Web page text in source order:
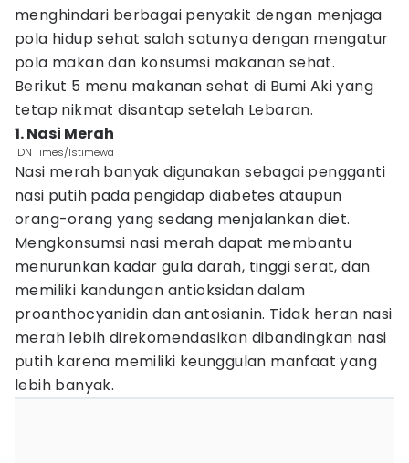
menghindari berbagai penyakit dengan menjaga
pola hidup sehat salah satunya dengan mengatur
pola makan dan konsumsi makanan sehat.
Berikut 5 menu makanan sehat di Bumi Aki yang
tetap nikmat disantap setelah Lebaran.
1. Nasi Merah
IDN Times/Istimewa
Nasi merah banyak digunakan sebagai pengganti
nasi putih pada pengidap diabetes ataupun
orang-orang yang sedang menjalankan diet.
Mengkonsumsi nasi merah dapat membantu
menurunkan kadar gula darah, tinggi serat, dan
memiliki kandungan antioksidan dalam
proanthocyanidin dan antosianin. Tidak heran nasi
merah lebih direkomendasikan dibandingkan nasi
putih karena memiliki keunggulan manfaat yang
lebih banyak.